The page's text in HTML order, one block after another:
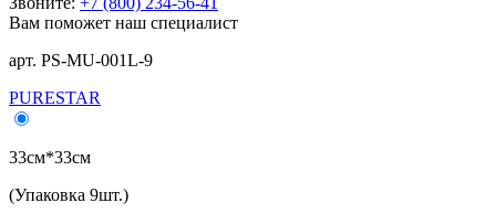
Вам поможет наш специалист
арт. PS-MU-001L-9
PURESTAR
33см*33см
(Упаковка 9шт.)